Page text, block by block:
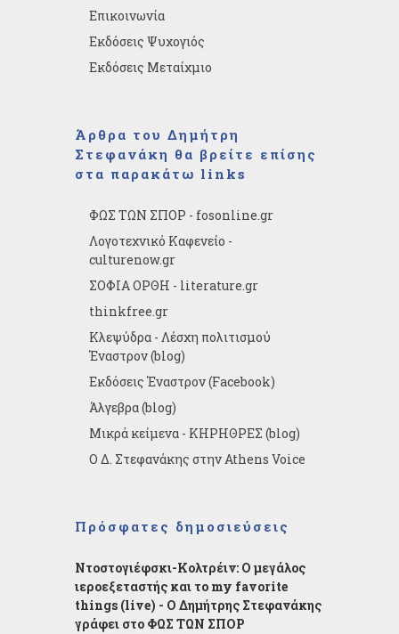
Επικοινωνία
Εκδόσεις Ψυχογιός
Εκδόσεις Μεταίχμιο
Άρθρα του Δημήτρη
Στεφανάκη θα βρείτε επίσης
στα παρακάτω links
ΦΩΣ ΤΩΝ ΣΠΟΡ - fosonline.gr
Λογοτεχνικό Καφενείο -
culturenow.gr
ΣΟΦΙΑ ΟΡΘΗ - literature.gr
thinkfree.gr
Κλεψύδρα - Λέσχη πολιτισμού
Έναστρον (blog)
Εκδόσεις Έναστρον (Facebook)
Άλγεβρα (blog)
Μικρά κείμενα - ΚΗΡΗΘΡΕΣ (blog)
Ο Δ. Στεφανάκης στην Athens Voice
Πρόσφατες δημοσιεύσεις
Ντοστογιέφσκι-Κολτρέιν: Ο μεγάλος
ιεροεξεταστής και το my favorite
things (live) - Ο Δημήτρης Στεφανάκης
γράφει στο ΦΩΣ ΤΩΝ ΣΠΟΡ